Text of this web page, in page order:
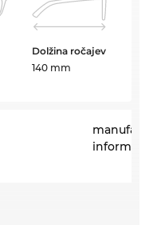
Dolžina ročajev
140 mm
information